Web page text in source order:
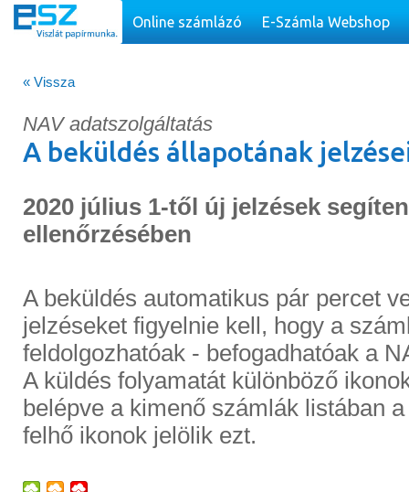
Online számlázó E-Számla Webshop
« Vissza
NAV adatszolgáltatás
A beküldés állapotának
2020 július 1-től új jelzések
ellenőrzésében
A beküldés automatikus pár percet
jelzéseket figyelnie kell, hogy a
feldolgozhatóak - befogadhatóak a
A küldés folyamatát különböző
belépve a kimenő számlák listában
felhő ikonok jelölik ezt.